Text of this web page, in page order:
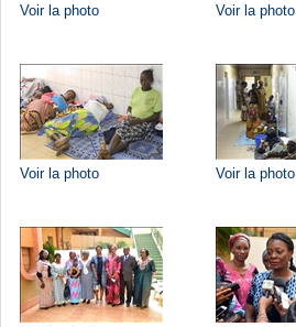
Voir la photo Voir la photo
Voir la photo Voir la photo